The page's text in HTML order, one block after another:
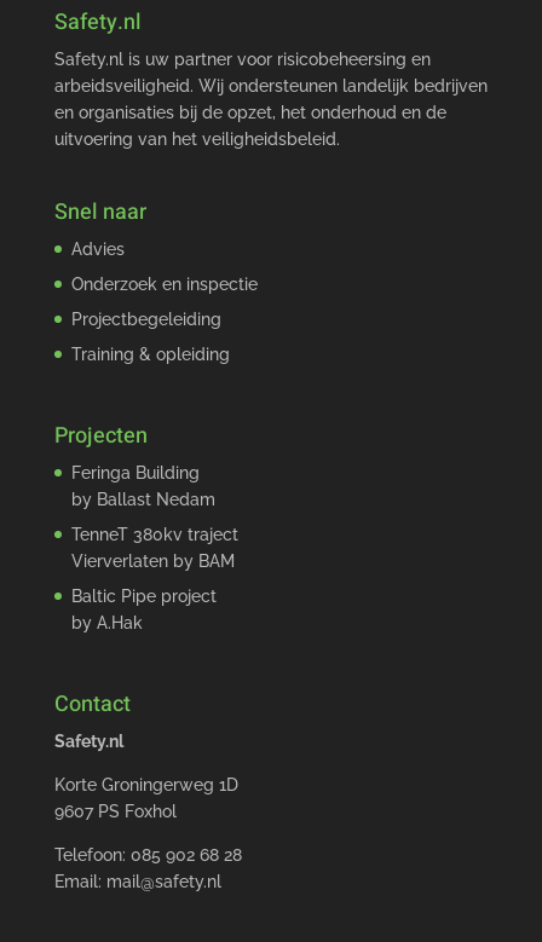
Safety.nl
Safety.nl is uw partner voor risicobeheersing en
arbeidsveiligheid. Wij ondersteunen landelijk bedrijven
en organisaties bij de opzet, het onderhoud en de
uitvoering van het veiligheidsbeleid.
Snel naar
Advies
Onderzoek en inspectie
Projectbegeleiding
Training & opleiding
Projecten
Feringa Building
by Ballast Nedam
TenneT 380kv traject
Vierverlaten by BAM
Baltic Pipe project
by A.Hak
Contact
Safety.nl
Korte Groningerweg 1D
9607 PS Foxhol
Telefoon: 085 902 68 28
Email: mail@safety.nl